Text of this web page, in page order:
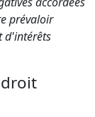
prévaloir
d'intérêts